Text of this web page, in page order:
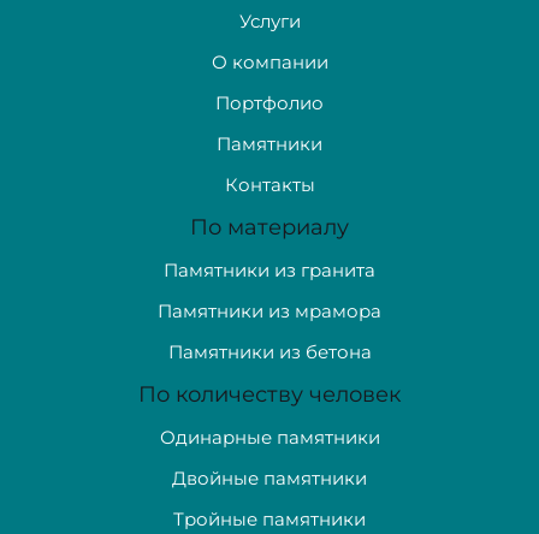
Услуги
О компании
Портфолио
Памятники
Контакты
По материалу
Памятники из гранита
Памятники из мрамора
Памятники из бетона
По количеству человек
Одинарные памятники
Двойные памятники
Тройные памятники